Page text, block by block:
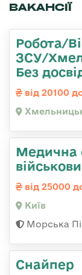
ВАКАНСІЇ
Робота/
ЗСУ/
Без
від 20100
Медична
від 25000
Київ
Морська
Снайпер